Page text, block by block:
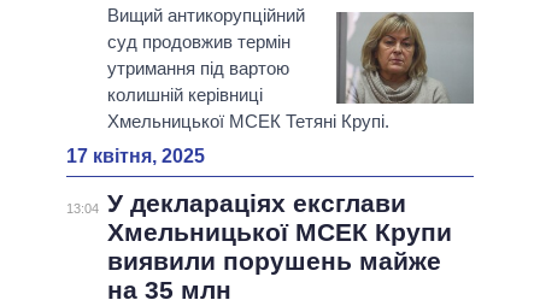
Вищий антикорупційний
суд продовжив термін
утримання під вартою
колишній керівниці
Хмельницької МСЕК Тетяні Крупі.
17 квітня, 2025
13:04 У деклараціях ексглави
Хмельницької МСЕК Крупи
виявили порушень майже
на 35 млн